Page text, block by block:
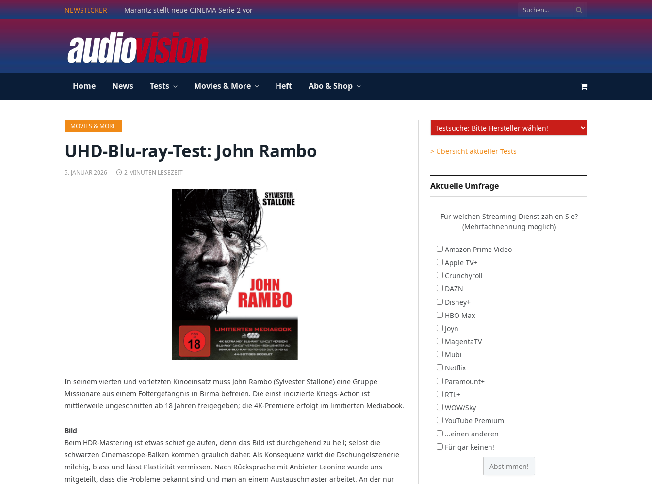
NEWSTICKER Marantz stellt neue CINEMA Serie 2 vor
Home News Tests Movies & More Heft Abo & Shop Einkaufswagen
MOVIES & MORE
UHD-Blu-ray-Test: John Rambo
5. JANUAR 2026 2 MINUTEN LESEZEIT
In seinem vierten und vorletzten Kinoeinsatz muss John Rambo (Sylvester Stallone) eine Gruppe
Missionare aus einem Foltergefängnis in Birma befreien. Die einst indizierte Kriegs-Action ist
mittlerweile ungeschnitten ab 18 Jahren freigegeben; die 4K-Premiere erfolgt im limitierten Mediabook.
Bild
Beim HDR-Mastering ist etwas schief gelaufen, denn das Bild ist durchgehend zu hell; selbst die
schwarzen Cinemascope-Balken kommen gräulich daher. Als Konsequenz wirkt die Dschungelszenerie
milchig, blass und lässt Plastizität vermissen. Nach Rücksprache mit Anbieter Leonine wurde uns
mitgeteilt, dass die Probleme bekannt sind und man an einem Austauschmaster arbeitet. An der nur
> Übersicht aktueller Tests
Aktuelle Umfrage
Für welchen Streaming-Dienst zahlen Sie?
(Mehrfachnennung möglich)
Amazon Prime Video
Apple TV+
Crunchyroll
DAZN
Disney+
HBO Max
Joyn
MagentaTV
Mubi
Netflix
Paramount+
RTL+
WOW/Sky
YouTube Premium
...einen anderen
Für gar keinen!